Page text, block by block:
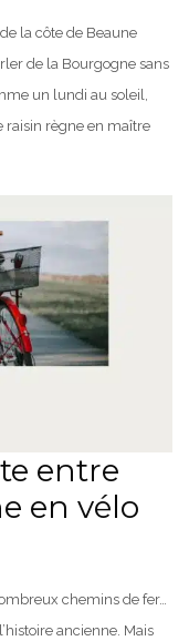
la côte de Beaune
de la Bourgogne sans
un lundi au soleil,
raisin règne en maître
entre
en vélo
chemins de fer…
ancienne. Mais